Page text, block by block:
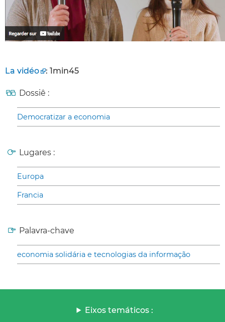
La vidéo : 1min45
Dossiê :
Democratizar a economia
Lugares :
Europa
Francia
Palavra-chave
economia solidária e tecnologias da informação
Eixos temáticos :